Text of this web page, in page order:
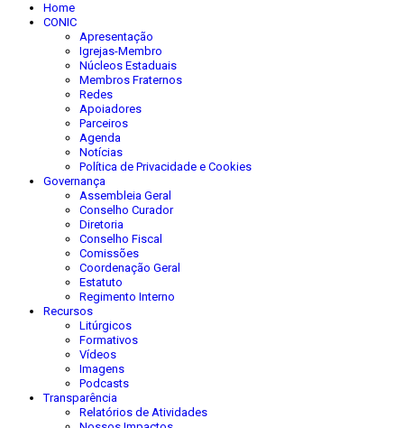
Home
CONIC
Apresentação
Igrejas-Membro
Núcleos Estaduais
Membros Fraternos
Redes
Apoiadores
Parceiros
Agenda
Notícias
Política de Privacidade e Cookies
Governança
Assembleia Geral
Conselho Curador
Diretoria
Conselho Fiscal
Comissões
Coordenação Geral
Estatuto
Regimento Interno
Recursos
Litúrgicos
Formativos
Vídeos
Imagens
Podcasts
Transparência
Relatórios de Atividades